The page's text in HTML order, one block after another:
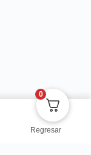
Regresar
0